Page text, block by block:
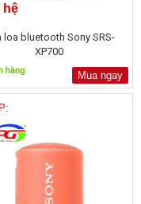
hệ
loa bluetooth Sony SRS-
XP700
Mua ngay